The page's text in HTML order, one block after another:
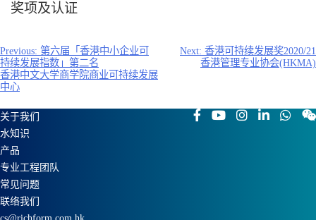
奖项及认证
文
章
导
Previous: 第六届「香港中小企业可
持续发展指数」第二名
香港中文大学商学院商业可持续发展
中心
Next: 香港可持续发展奖2020/21
香港管理专业协会(HKMA)
关于我们
水知识
产品
专业工程团队
常见问题
联络我们